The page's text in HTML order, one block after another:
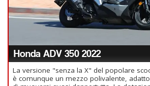
Honda ADV 350 2022
La versione "senza la X" del popolare
è comunque un mezzo polivalente,